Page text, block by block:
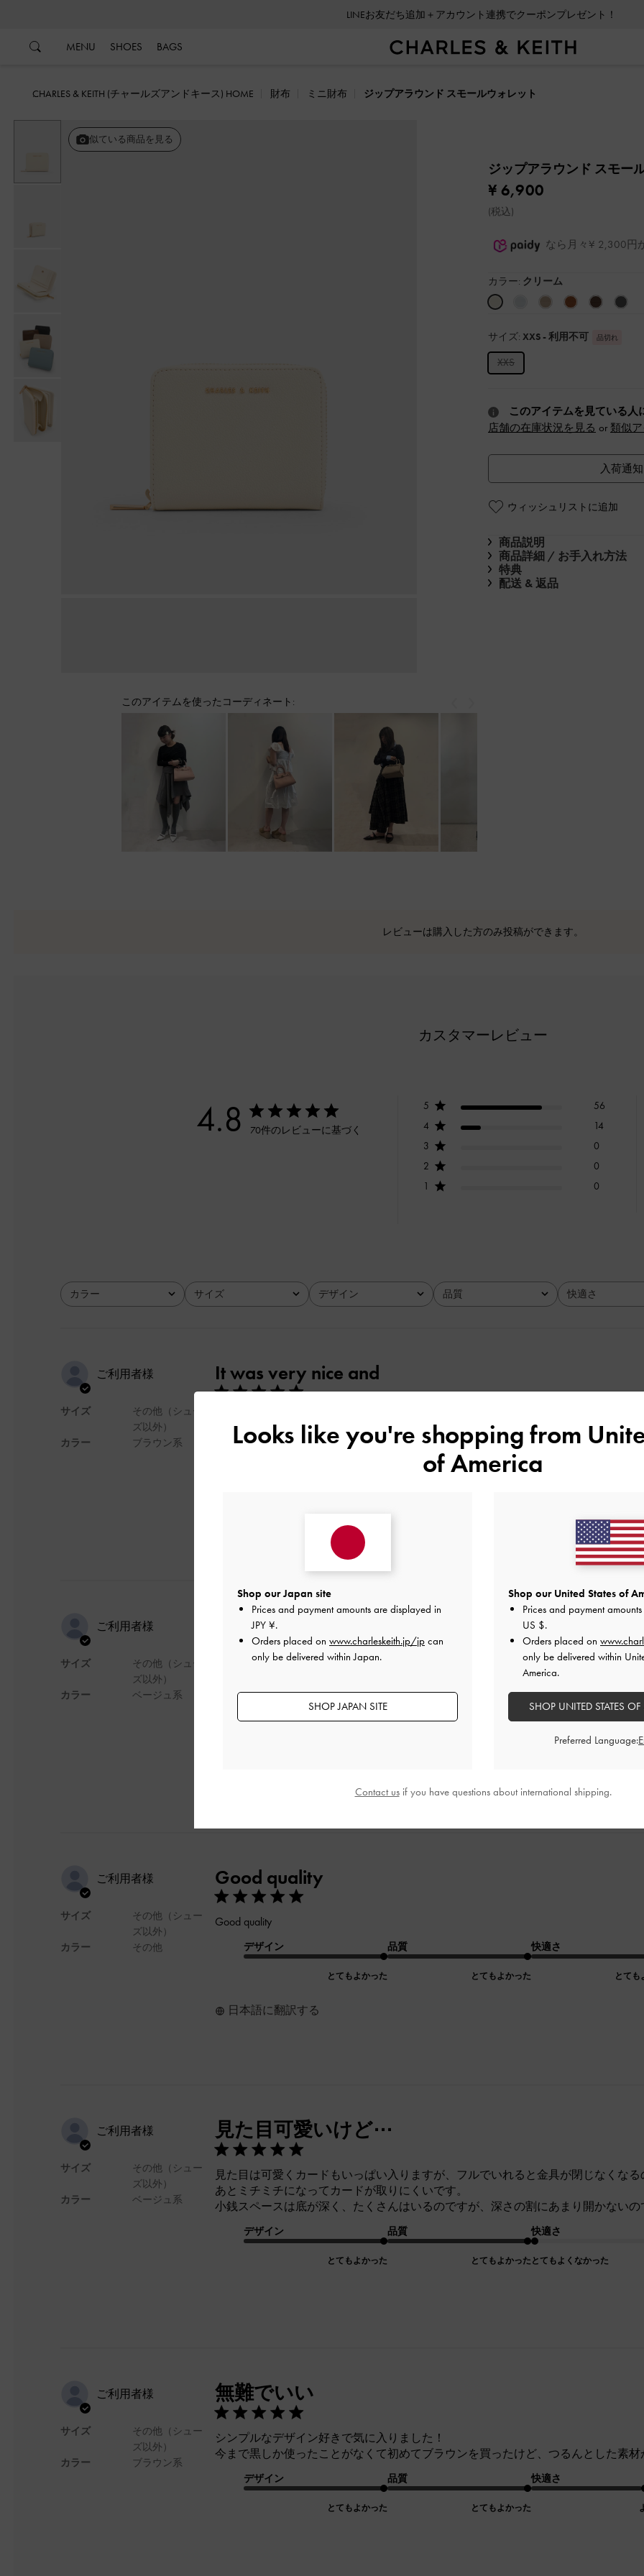
LINEお友だち追加＋アカウント連携でクーポンプレゼント！
MENU SHOES BAGS
CHARLES & KEITH (チャールズアンドキース) HOME 財布 ミニ財布 ジップアラウンド スモールウォレット
似ている商品を見る
ジップアラウンド スモー
¥ 6,900
(税込)
なら月々¥ 2,300円
カラー: クリーム
サイズ: XXS - 利用不可 品切れ
XXS
このアイテムを見ている人
店舗の在庫状況を見る or 類似
入荷通
ウィッシュリストに追加
商品説明
商品詳細 / お手入れ方法
特典
配送 & 返品
このアイテムを使ったコーディネート:
レビューは購入した方のみ投稿ができます。
カスタマーレビュー
4.8 70件のレビューに基づく
5
56
4
14
3
0
2
0
1
0
カラー
全て サイズ
全て デザイン
全て 品質
全て 快適さ
全て
ご利用者様
サイズ
カラー
その他（シュー
ズ以外）
ブラウン系
It was very nice and
デザイン 品質
とてもよかった
快適さ
ご利用者様
サイズ
カラー
その他（シュー
ズ以外）
ベージュ系
I love the quality 😭
デザイン
とてもよかった
品質
とてもよかった
快適さ
とても
ご利用者様
サイズ
カラー
その他（シュー
ズ以外）
その他
Good quality
Good quality
デザイン
とてもよかった
品質
とてもよかった
快適さ
とても
日本語に翻訳する
ご利用者様
サイズ
カラー
その他（シュー
ズ以外）
ベージュ系
見た目可愛いけど⋯
見た目は可愛くカードもいっぱい入りますが、フルでいれると金具が閉じなくなる
あとミチミチになってカードが取りにくいです。
小銭スペースは底が深く、たくさんはいるのですが、深さの割にあまり開かないの
デザイン
とてもよかった
品質
とてもよかった
快適さ
とてもよくなかった
ご利用者様
サイズ
カラー
その他（シュー
ズ以外）
ブラウン系
無難でいい
シンプルなデザイン好きで気に入りました！
今まで黒しか使ったことがなくて初めてブラウンを買ったけど、つるんとした素材
デザイン
とてもよかった
品質
とてもよかった
快適さ
Looks like you're shopping from
of America
Shop our Japan site
Prices and payment amounts are displayed in
JPY ¥.
Orders placed on www.charleskeith.jp/jp can
only be delivered within Japan.
SHOP JAPAN SITE
Shop our United States of
Prices and payment
US $.
Orders placed on
only be delivered within
America.
SHOP UNITED STATES
Preferred Language:
Contact usif you have questions about international shipping.